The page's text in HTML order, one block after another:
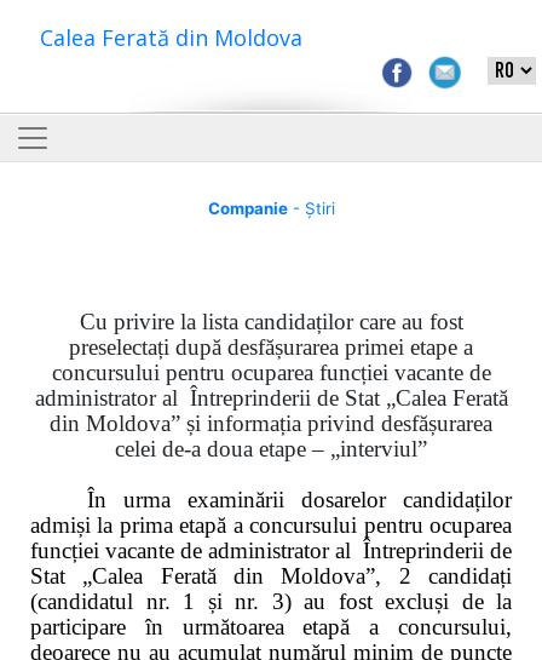
Calea Ferată din Moldova
Companie- Știri
Cu privire la lista candidaților care au fost
preselectați după desfășurarea primei etape a
concursului pentru ocuparea funcției vacante de
administrator al Întreprinderii de Stat „Calea Ferată
din Moldova” și informația privind desfășurarea
celei de-a doua etape – „interviul”
În urma examinării dosarelor candidaților
admiși la prima etapă a concursului pentru ocuparea
funcției vacante de administrator al Întreprinderii de
Stat „Calea Ferată din Moldova”, 2 candidați
(candidatul nr. 1 și nr. 3) au fost excluși de la
participare în următoarea etapă a concursului,
deoarece nu au acumulat numărul minim de puncte